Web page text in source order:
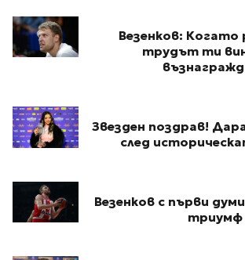
Везенков:
трудът ти
Звезден поздрав!
след
Везенков с първи
триумф